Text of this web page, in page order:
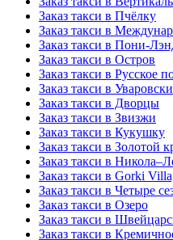
Заказ такси в Пчёлку
Заказ такси в
Заказ такси в Пони-
Заказ такси в Остров
Заказ такси в Русское
Заказ такси в
Заказ такси в Дворцы
Заказ такси в Звизжи
Заказ такси в Кукушку
Заказ такси в Золотой
Заказ такси в
Заказ такси в Gorki
Заказ такси в Четыре
Заказ такси в Озеро
Заказ такси в
Заказ такси в